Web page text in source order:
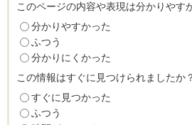
このページの内容や表現は分かりやす
分かりやすかった
ふつう
分かりにくかった
この情報はすぐに見つけられましたか
すぐに見つかった
ふつう